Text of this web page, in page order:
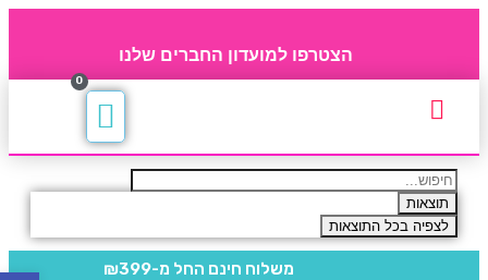
הצטרפו למועדון החברים שלנו
0
תוצאות
לצפיה בכל התוצאות
משלוח חינם החל מ-₪399